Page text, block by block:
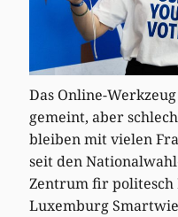
Das Online-
gemeint, aber
bleiben mit vielen
seit den
Zentrum fir
Luxemburg